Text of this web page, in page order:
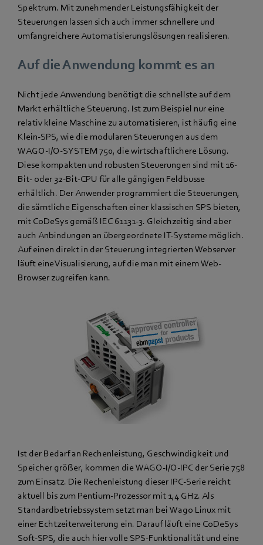
Spektrum. Mit zunehmender Leistungsfähigkeit der
Steuerungen lassen sich auch immer schnellere und
umfangreichere Automatisierungslösungen realisieren.
Auf die Anwendung kommt es an
Nicht jede Anwendung benötigt die schnellste auf dem
Markt erhältliche Steuerung. Ist zum Beispiel nur eine
relativ kleine Maschine zu automatisieren, ist häufig eine
Klein-SPS, wie die modularen Steuerungen aus dem
WAGO-I/O-SYSTEM 750, die wirtschaftlichere Lösung.
Diese kompakten und robusten Steuerungen sind mit 16-
Bit- oder 32-Bit-CPU für alle gängigen Feldbusse
erhältlich. Der Anwender programmiert die Steuerungen,
die sämtliche Eigenschaften einer klassischen SPS bieten,
mit CoDeSys gemäß IEC 61131-3. Gleichzeitig sind aber
auch Anbindungen an übergeordnete IT-Systeme möglich.
Auf einen direkt in der Steuerung integrierten Webserver
läuft eine Visualisierung, auf die man mit einem Web-
Browser zugreifen kann.
Ist der Bedarf an Rechenleistung, Geschwindigkeit und
Speicher größer, kommen die WAGO-I/O-IPC der Serie 758
zum Einsatz. Die Rechenleistung dieser IPC-Serie reicht
aktuell bis zum Pentium-Prozessor mit 1,4 GHz. Als
Standardbetriebssystem setzt man bei Wago Linux mit
einer Echtzeiterweiterung ein. Darauf läuft eine CoDeSys
Soft-SPS, die auch hier volle SPS-Funktionalität und eine